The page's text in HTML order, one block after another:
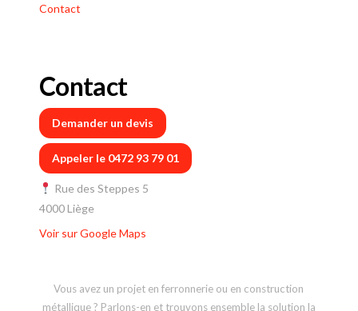
Contact
Contact
Demander un devis
Appeler le 0472 93 79 01
Rue des Steppes 5
4000 Liège
Voir sur Google Maps
Vous avez un projet en ferronnerie ou en construction
métallique ? Parlons-en et trouvons ensemble la solution la